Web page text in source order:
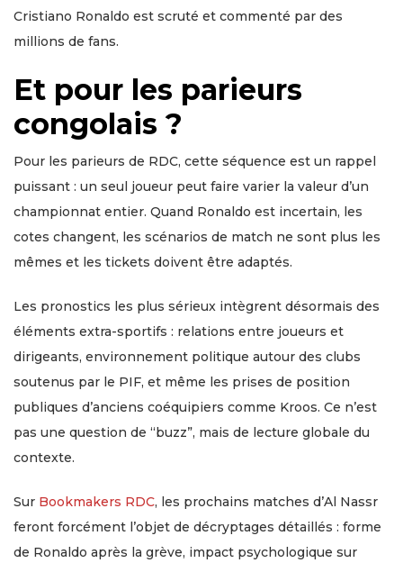
Cristiano Ronaldo est scruté et commenté par des
millions de fans.
Et pour les parieurs
congolais ?
Pour les parieurs de RDC, cette séquence est un rappel
puissant : un seul joueur peut faire varier la valeur d’un
championnat entier. Quand Ronaldo est incertain, les
cotes changent, les scénarios de match ne sont plus les
mêmes et les tickets doivent être adaptés.
Les pronostics les plus sérieux intègrent désormais des
éléments extra-sportifs : relations entre joueurs et
dirigeants, environnement politique autour des clubs
soutenus par le PIF, et même les prises de position
publiques d’anciens coéquipiers comme Kroos. Ce n’est
pas une question de “buzz”, mais de lecture globale du
contexte.
Sur Bookmakers RDC, les prochains matches d’Al Nassr
feront forcément l’objet de décryptages détaillés : forme
de Ronaldo après la grève, impact psychologique sur